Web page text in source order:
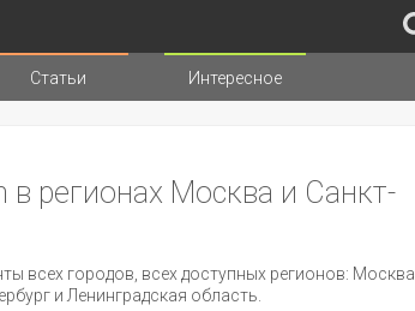
Статьи Интересное
в регионах Москва и Санкт-
всех городов, всех доступных регионов:
и Ленинградская область.